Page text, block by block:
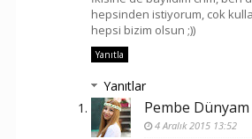
hepsinden istiyorum, cok
hepsi bizim olsun ;))
Yanıtla
Yanıtlar
Pembe Dünyam
4 Aralık 2015 13:52